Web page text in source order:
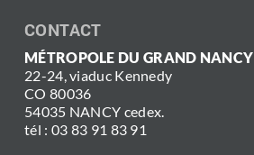
CONTACT
MÉTROPOLE DU GRAND NANCY
22-24, viaduc Kennedy
CO 80036
54035 NANCY cedex.
tél : 03 83 91 83 91